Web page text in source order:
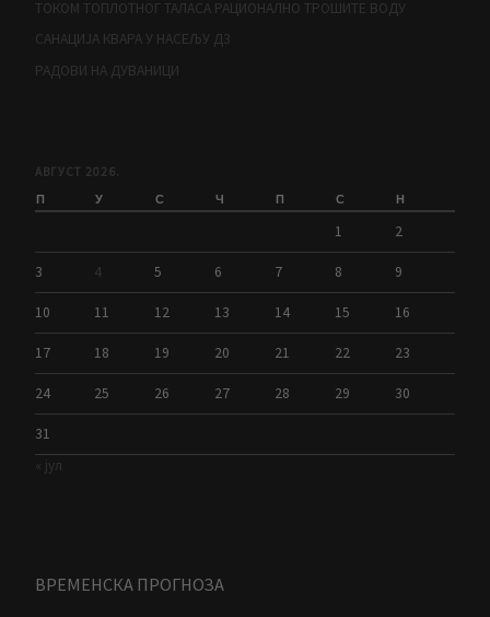
ТОКОМ ТОПЛОТНОГ ТАЛАСА РАЦИОНАЛНО ТРОШИТЕ ВОДУ
САНАЦИЈА КВАРА У НАСЕЉУ Д3
РАДОВИ НА ДУВАНИЦИ
АВГУСТ 2026.
П У С Ч П С Н
1 2
3 4 5 6 7 8 9
10 11 12 13 14 15 16
17 18 19 20 21 22 23
24 25 26 27 28 29 30
31
« јул
ВРЕМЕНСКА ПРОГНОЗА